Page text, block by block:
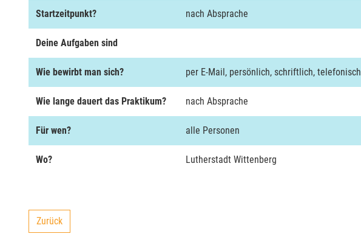
Startzeitpunkt? nach Absprache
Deine Aufgaben sind
Wie bewirbt man sich? per E-Mail, persönlich, schriftlich, telefonisch
Wie lange dauert das Praktikum? nach Absprache
Für wen? alle Personen
Wo? Lutherstadt Wittenberg
backward
Zurück